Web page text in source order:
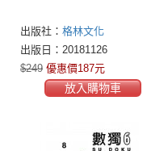
出版社： 格林文化
出版日：20181126
$249 優惠價187元
放入購物車